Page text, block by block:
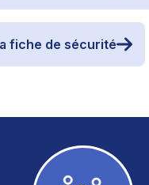
fiche de sécurité